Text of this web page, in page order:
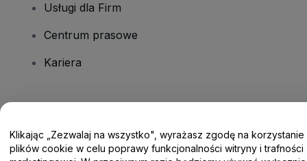
Usługi dla Firm
Centrum prasowe
Kariera
Centrum pomocy / Skontaktuj się z nami
Klikając „Zezwalaj na wszystko", wyrażasz zgodę na korzystanie
plików cookie w celu poprawy funkcjonalności witryny i trafności